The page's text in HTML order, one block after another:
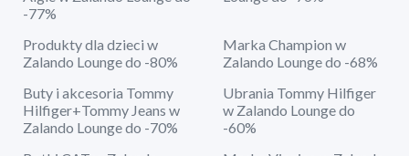
-77%
Produkty dla dzieci w
Zalando Lounge do -80%
Marka Champion w
Zalando Lounge do -68%
Buty i akcesoria Tommy
Hilfiger+Tommy Jeans w
Zalando Lounge do -70%
Ubrania Tommy Hilfiger
w Zalando Lounge do
-60%